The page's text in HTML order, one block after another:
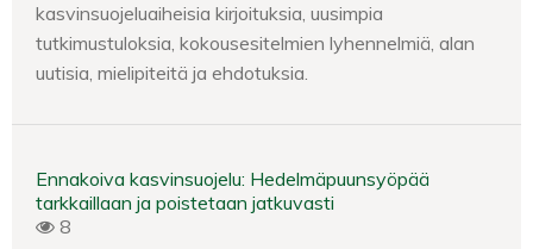
kasvinsuojeluaiheisia kirjoituksia, uusimpia
tutkimustuloksia, kokousesitelmien lyhennelmiä, alan
uutisia, mielipiteitä ja ehdotuksia.
Ennakoiva kasvinsuojelu: Hedelmäpuunsyöpää
tarkkaillaan ja poistetaan jatkuvasti
8